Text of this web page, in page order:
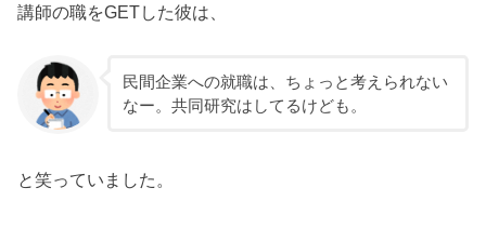
講師の職をGETした彼は、
民間企業への就職は、ちょっと考えられない
なー。共同研究はしてるけども。
と笑っていました。